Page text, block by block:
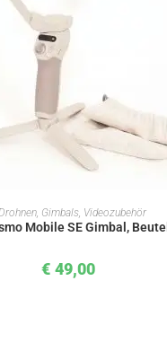
IN DEN WARENKORB
Gimbals, Videozubehör
Mobile SE Gimbal, Beutel
€ 49,00